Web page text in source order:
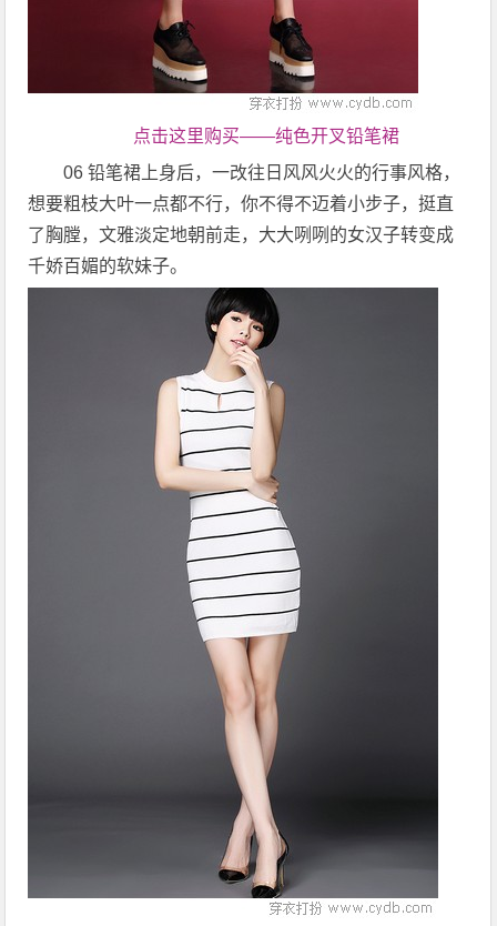
点击这里购买——纯色开叉铅笔裙
06 铅笔裙上身后，一改往日风风火火的行事风格，
想要粗枝大叶一点都不行，你不得不迈着小步子，挺直
了胸膛，文雅淡定地朝前走，大大咧咧的女汉子转变成
千娇百媚的软妹子。